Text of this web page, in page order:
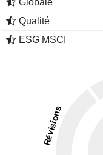
Globale
Qualité
ESG MSCI